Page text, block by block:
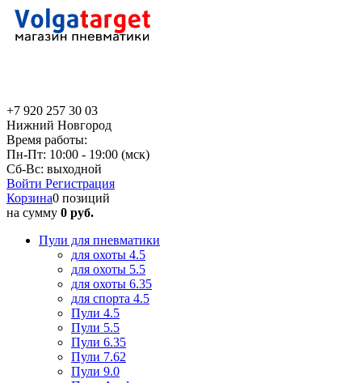
+7 920 257 30 03
Нижний Новгород
Время работы:
Пн-Пт: 10:00 - 19:00 (мск)
Сб-Вс: выходной
Войти Регистрация
Корзина0 позиций
на сумму 0 руб.
Пули для пневматики
для охоты 4.5
для охоты 5.5
для охоты 6.35
для спорта 4.5
Пули 4.5
Пули 5.5
Пули 6.35
Пули 7.62
Пули 9.0